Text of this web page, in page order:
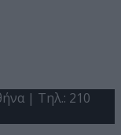
| Τηλ.: 210